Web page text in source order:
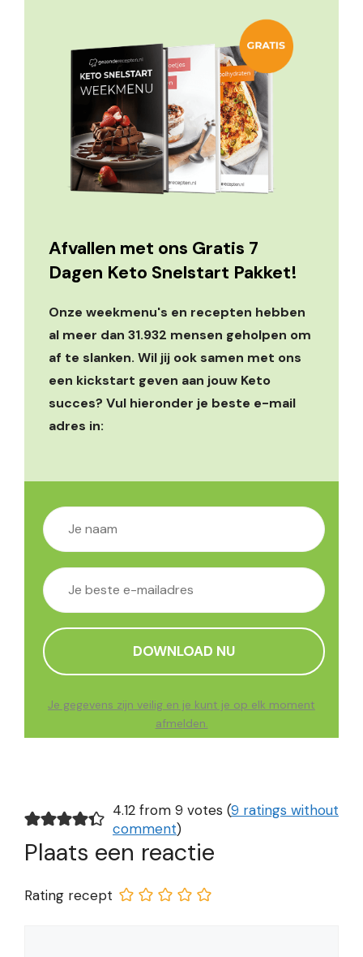
Afvallen met ons Gratis 7
Dagen Keto Snelstart Pakket!
Onze weekmenu's en recepten hebben
al meer dan 31.932 mensen geholpen om
af te slanken. Wil jij ook samen met ons
een kickstart geven aan jouw Keto
succes? Vul hieronder je beste e-mail
adres in:
Je gegevens zijn veilig en je kunt je op elk moment
afmelden.
4.12 from 9 votes (9 ratings without
comment)
Plaats een reactie
Rating recept